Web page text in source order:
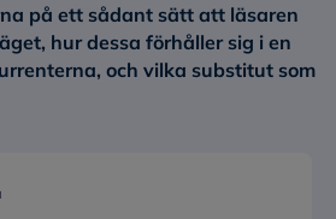
på ett sådant sätt att läsaren
hur dessa förhåller sig i en
och vilka substitut som